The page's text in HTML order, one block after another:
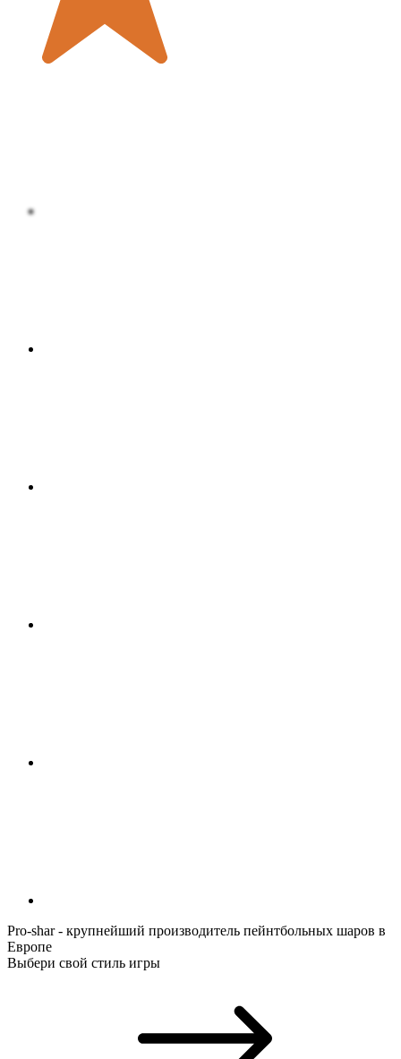
Pro-shar - крупнейший производитель пейнтбольных шаров в
Европе
Выбери свой стиль игры